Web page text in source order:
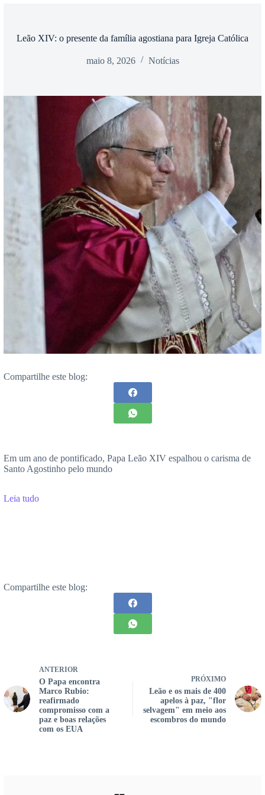
Leão XIV: o presente da família agostiana para Igreja Católica
maio 8, 2026 Notícias
Compartilhe este blog:
Em um ano de pontificado, Papa Leão XIV espalhou o carisma de
Santo Agostinho pelo mundo
Leia tudo
Compartilhe este blog:
ANTERIOR
O Papa encontra
Marco Rubio:
reafirmado
compromisso com a
paz e boas relações
com os EUA
PRÓXIMO
Leão e os mais de 400
apelos à paz, "flor
selvagem" em meio aos
escombros do mundo